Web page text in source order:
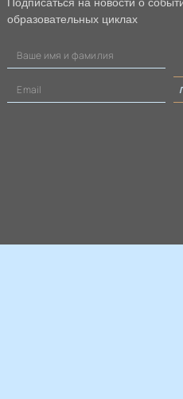
Подписаться на новости о
образовательных циклах